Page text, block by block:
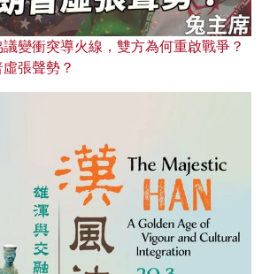
變衝突導火線，雙方為何重啟戰爭？
張聲勢？